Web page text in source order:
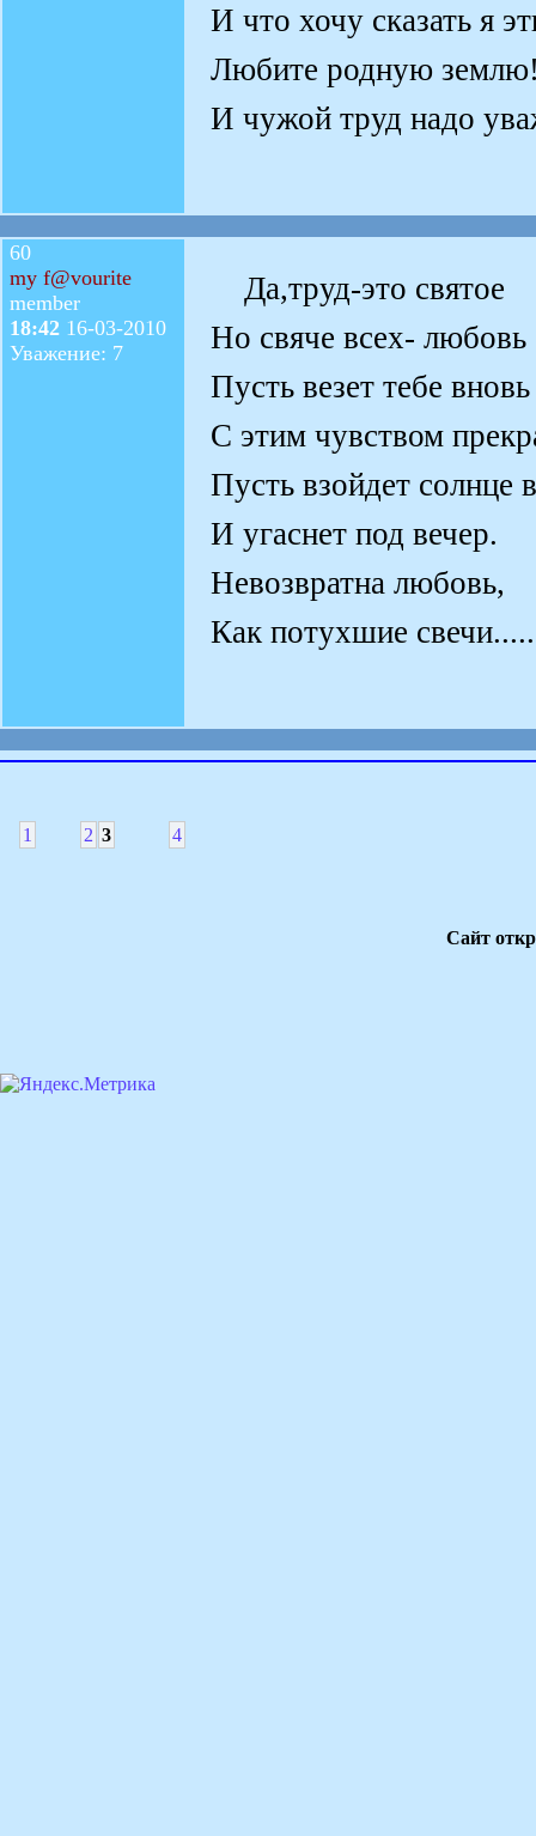
И что хочу сказать я
Любите родную
И чужой труд надо
60
my f@vourite
member
18:42 16-03-2010
Уважение: 7
Да,труд-это святое
Но свяче всех- любовь
Пусть везет тебе вновь
С этим чувством
Пусть взойдет солнце
И угаснет под вечер.
Невозвратна любовь,
Как потухшие
1 2 3 4
Сайт